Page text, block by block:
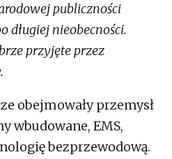
publiczności
długiej nieobecności.
przyjęte przez
obejmowały przemysł
wbudowane, EMS,
bezprzewodową.